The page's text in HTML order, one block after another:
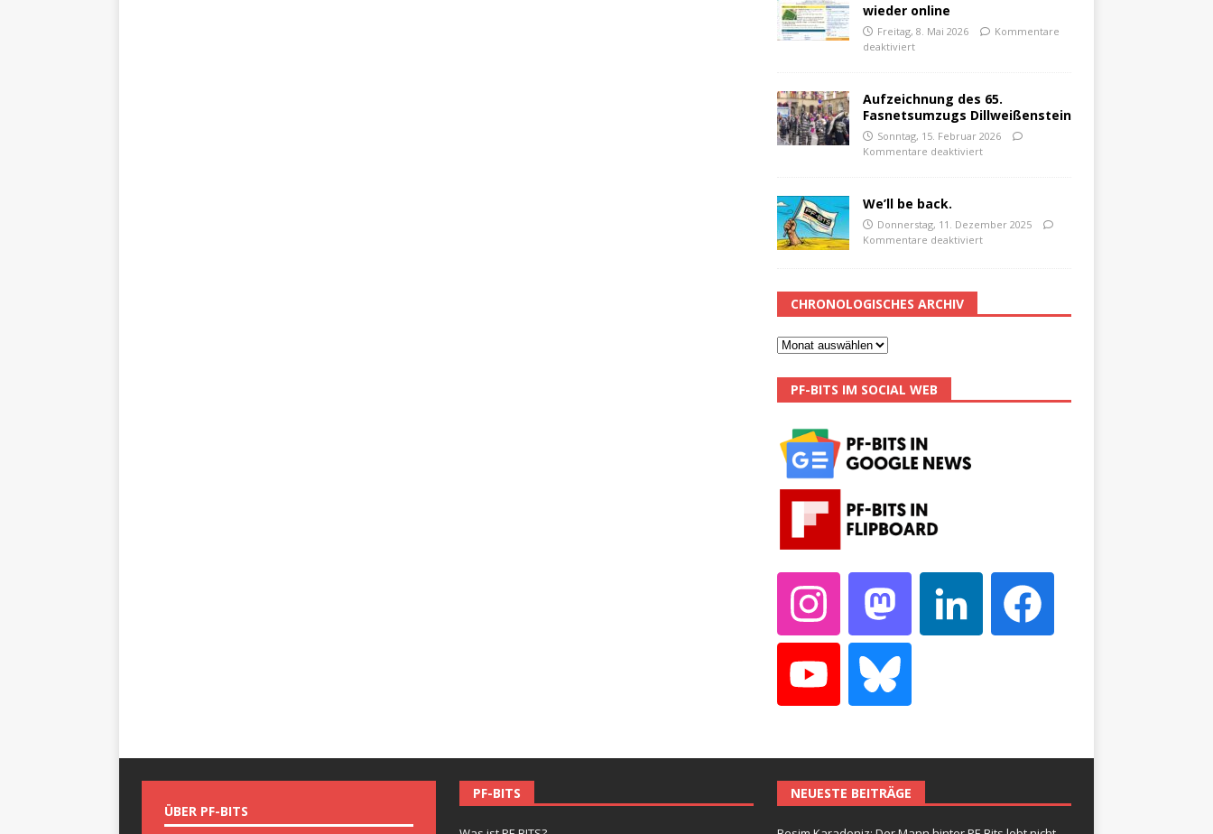
wieder online
Freitag, 8. Mai 2026
Kommentare
deaktiviert
Aufzeichnung des 65.
Fasnetsumzugs Dillweißenstein
Sonntag, 15. Februar 2026
Kommentare deaktiviert
We’ll be back.
Donnerstag, 11. Dezember 2025
Kommentare deaktiviert
CHRONOLOGISCHES ARCHIV
PF-BITS IM SOCIAL WEB
ÜBER PF-BITS
PF-BITS NEUESTE BEITRÄGE